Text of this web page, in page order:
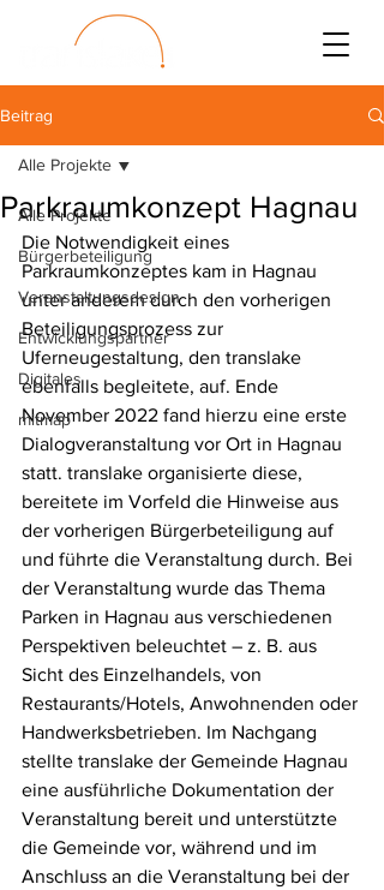
Beitrag
Alle Projekte
Bürgerbeteiligung
Veranstaltungsdesign
Entwicklungspartner
Digitales
mitmap
Alle Projekte
Parkraumkonzept Hagnau
Die Notwendigkeit eines
Parkraumkonzeptes kam in Hagnau
unter anderem durch den vorherigen
Beteiligungsprozess zur
Uferneugestaltung, den translake
ebenfalls begleitete, auf. Ende
November 2022 fand hierzu eine erste
Dialogveranstaltung vor Ort in Hagnau
statt. translake organisierte diese,
bereitete im Vorfeld die Hinweise aus
der vorherigen Bürgerbeteiligung auf
und führte die Veranstaltung durch. Bei
der Veranstaltung wurde das Thema
Parken in Hagnau aus verschiedenen
Perspektiven beleuchtet – z. B. aus
Sicht des Einzelhandels, von
Restaurants/Hotels, Anwohnenden oder
Handwerksbetrieben. Im Nachgang
stellte translake der Gemeinde Hagnau
eine ausführliche Dokumentation der
Veranstaltung bereit und unterstützte
die Gemeinde vor, während und im
Anschluss an die Veranstaltung bei der